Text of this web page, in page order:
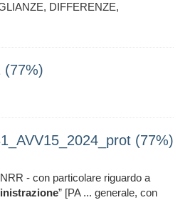
DIFFERENZE,
(77%)
(77%)
- con particolare riguardo a
” [PA ... generale, con